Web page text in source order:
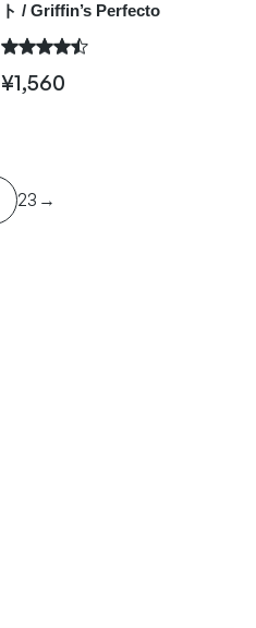
ト / Griffin’s Perfecto
¥1,560
23 →